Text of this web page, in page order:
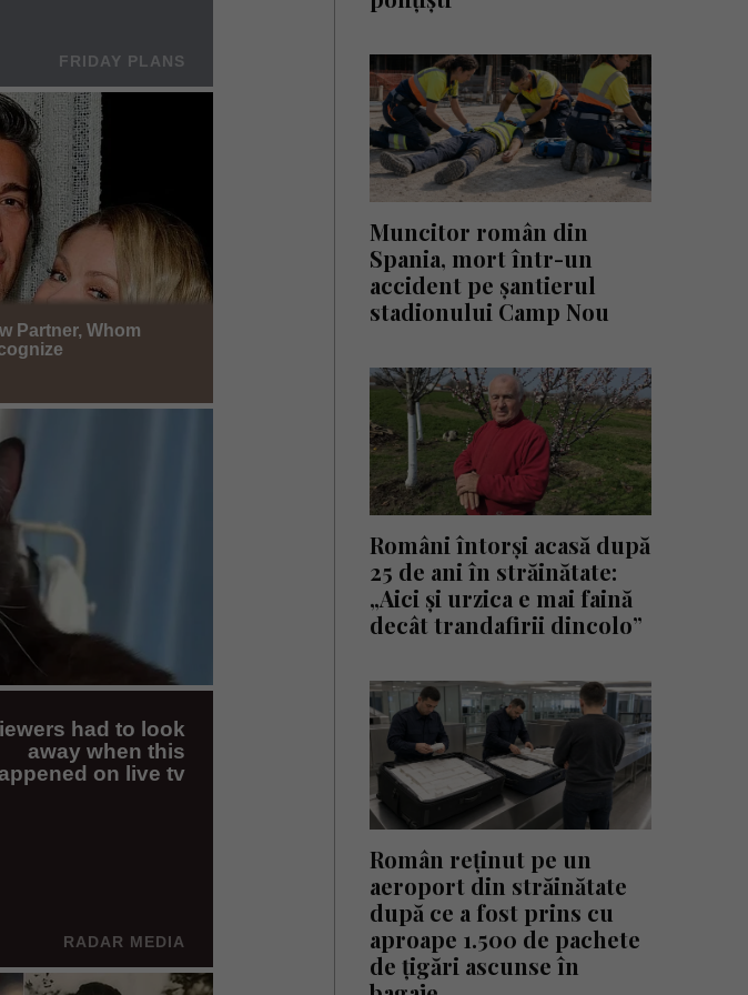
Muncitor român din
Spania, mort într-un
accident pe șantierul
stadionului Camp Nou
Români întorși acasă după
25 de ani în străinătate:
„Aici și urzica e mai faină
decât trandafirii dincolo”
Român reținut pe un
aeroport din străinătate
după ce a fost prins cu
aproape 1.500 de pachete
de țigări ascunse în